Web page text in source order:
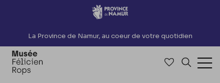
Accèder directement au contenu
La Province de Namur, au coeur de votre quotidien
Accéder à